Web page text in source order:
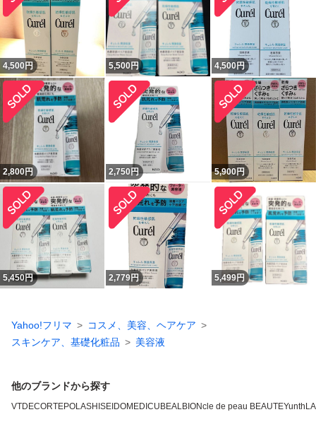
4,500 円 5,500円 4,500円
2,800円 2,750 円 5,900円
5,450円 2,779円 5,499円
Yahoo!フリマ
コスメ、美容、ヘアケア
スキンケア、基礎化粧品
美容液
他のブランドから探す
VTDECORTEPOLASHISEIDOMEDICUBEALBIONcle de peau BEAUTEYunth